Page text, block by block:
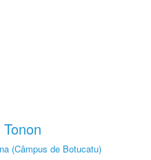
(Câmpus de Botucatu)